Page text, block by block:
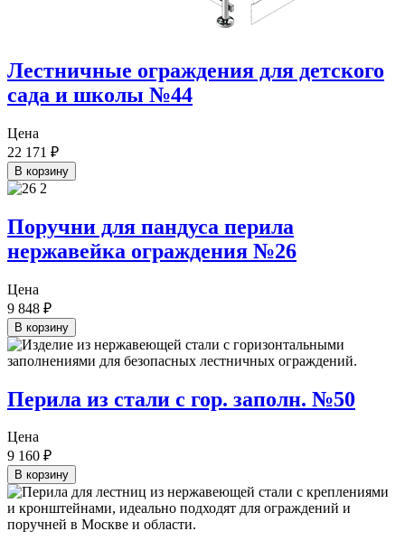
Лестничные ограждения для детского
сада и школы №44
Цена
22 171 ₽
В корзину
Поручни для пандуса перила
нержавейка ограждения №26
Цена
9 848 ₽
В корзину
Перила из стали с гор. заполн. №50
Цена
9 160 ₽
В корзину